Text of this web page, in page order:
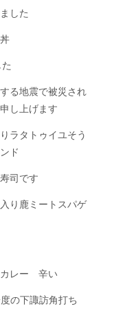
した
る地震で被災され
し上げます
ラタトゥイユそう
ド
司です
り鹿ミートスパゲ
レー 辛い
の下諏訪角打ち